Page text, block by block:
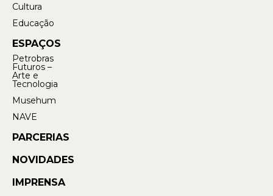
Cultura
Educação
ESPAÇOS
Petrobras
Futuros –
Arte e
Tecnologia
Musehum
NAVE
PARCERIAS
NOVIDADES
IMPRENSA